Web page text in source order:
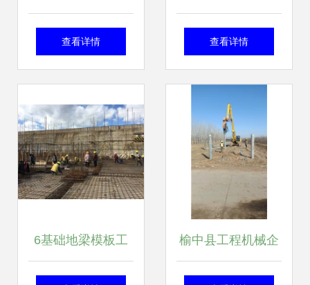
的施工日记 当工地
查看详情
栓产品图片,哈芬槽
相册 - 景县凤林建
材 - 九正
查看详情
6基础地梁模板工
程量计算
榆中县工程机械企
业黄页——助力工